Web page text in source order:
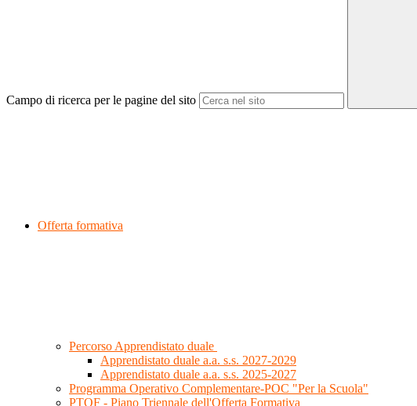
Campo di ricerca per le pagine del sito
Offerta formativa
Percorso Apprendistato duale
Apprendistato duale a.a. s.s. 2027-2029
Apprendistato duale a.a. s.s. 2025-2027
Programma Operativo Complementare-POC "Per la Scuola"
PTOF - Piano Triennale dell'Offerta Formativa